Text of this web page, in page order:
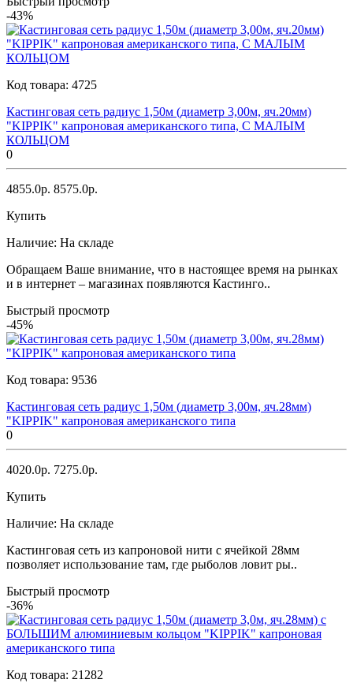
-43%
Код товара: 4725
Кастинговая сеть радиус 1,50м (диаметр 3,00м, яч.20мм)
"KIPPIK" капроновая американского типа, С МАЛЫМ
КОЛЬЦОМ
0
4855.0р. 8575.0р.
Купить
Наличие: На складе
Обращаем Ваше внимание, что в настоящее время на рынках
и в интернет – магазинах появляются Кастинго..
Быстрый просмотр
-45%
Код товара: 9536
Кастинговая сеть радиус 1,50м (диаметр 3,00м, яч.28мм)
"KIPPIK" капроновая американского типа
0
4020.0р. 7275.0р.
Купить
Наличие: На складе
Кастинговая сеть из капроновой нити с ячейкой 28мм
позволяет использование там, где рыболов ловит ры..
Быстрый просмотр
-36%
Код товара: 21282